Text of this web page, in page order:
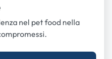
nel pet food nella